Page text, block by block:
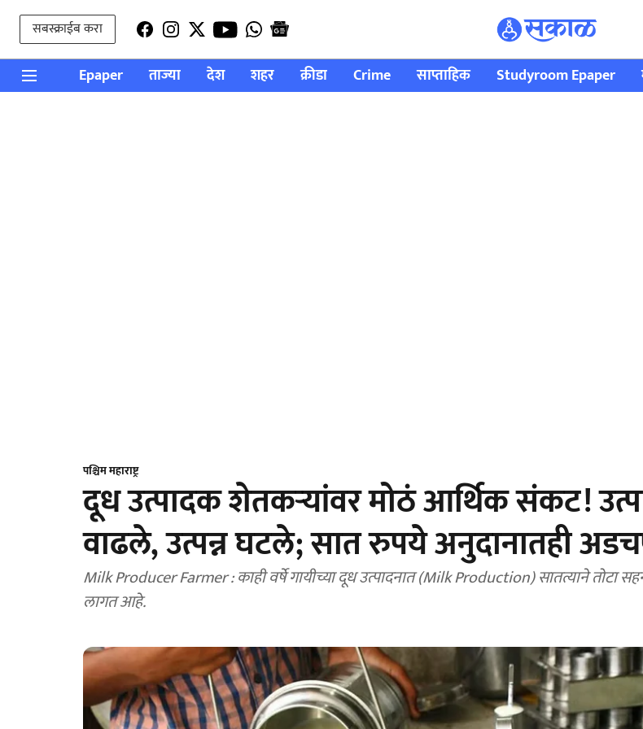
सबस्क्राईब करा
Epaper ताज्या देश शहर क्रीडा Crime साप्ताहिक Studyroom Epaper
पश्चिम महाराष्ट्र
दूध उत्पादक शेतकऱ्यांवर मोठं आर्थिक संकट!
वाढले, उत्पन्न घटले; सात रुपये अनुदानातही
Milk Producer Farmer : काही वर्षे गायीच्या दूध उत्पादनात (Milk Production) सातत्याने तोटा
लागत आहे.